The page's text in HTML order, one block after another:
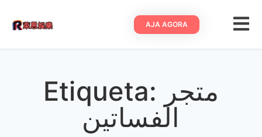
AJA AGORA
Etiqueta: متجر
الفساتين